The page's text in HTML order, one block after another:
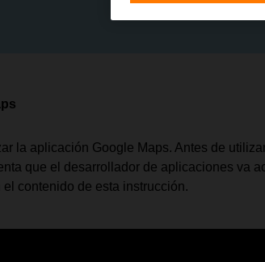
la aplicación Google Maps. Antes de
que el desarrollador de aplicaciones va
contenido de esta instrucción.